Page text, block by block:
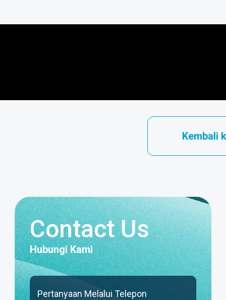
Kembali
Contact Us
Hubungi Kami
Pertanyaan Melalui Telepon